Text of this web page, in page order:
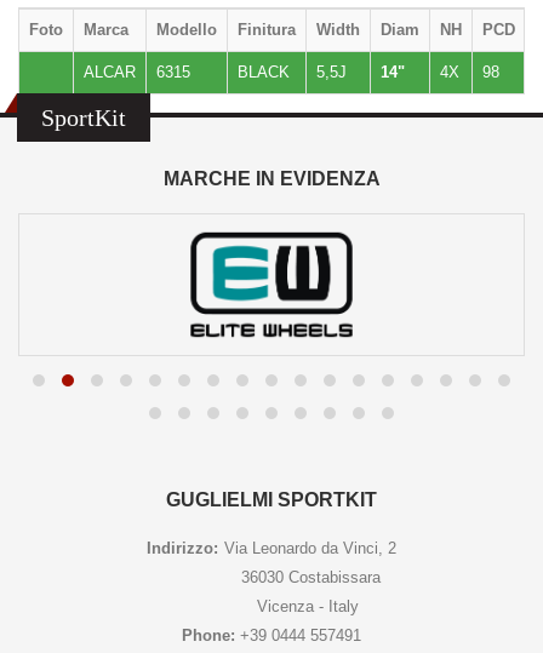
Foto Marca Modello Finitura Width Diam NH PCD
ALCAR 6315 BLACK 5,5J 14" 4X 98
SportKit
MARCHE IN EVIDENZA
GUGLIELMI SPORTKIT
Indirizzo: Via Leonardo da Vinci, 2
36030 Costabissara
Vicenza - Italy
Phone: +39 0444 557491